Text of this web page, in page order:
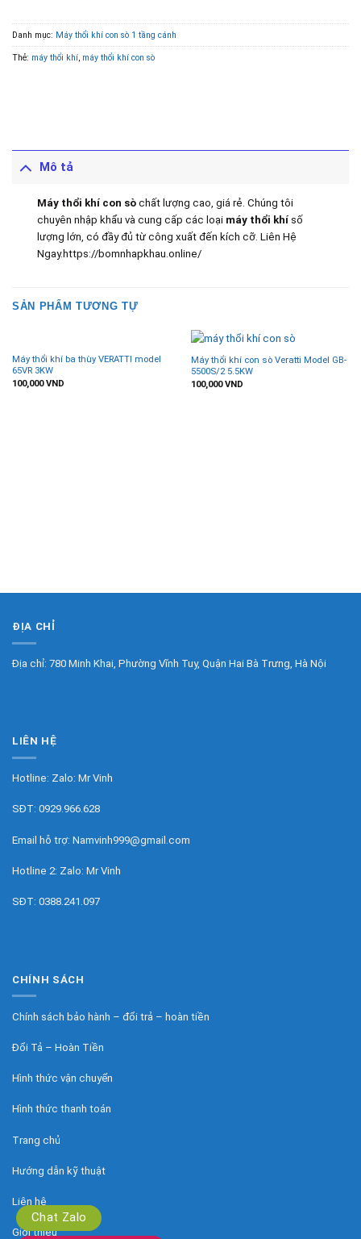
Danh mục: Máy thổi khí con sò 1 tầng cánh
Thẻ: máy thổi khí, máy thổi khí con sò
Mô tả
Máy thổi khí con sòchất lượng cao, giá rẻ. Chúng tôi
chuyên nhập khẩu và cung cấp các loại máy thổi khí số
lượng lớn, có đầy đủ từ công xuất đến kích cỡ. Liên Hệ
Ngay.https://bomnhapkhau.online/
SẢN PHẨM TƯƠNG TỰ
Máy thổi khí ba thùy VERATTI model
65VR 3KW
100,000VND
Máy thổi khí con sò Veratti Model GB-
5500S/2 5.5KW
100,000VND
Chat Zalo
ĐỊA CHỈ
Địa chỉ: 780 Minh Khai, Phường Vĩnh Tuy, Quận Hai Bà Trưng, Hà Nội
LIÊN HỆ
Hotline: Zalo: Mr Vinh
SĐT: 0929.966.628
Email hỗ trợ: Namvinh999@gmail.com
Hotline 2: Zalo: Mr Vinh
SĐT: 0388.241.097
CHÍNH SÁCH
Chính sách bảo hành – đổi trả – hoàn tiền
Đổi Tả – Hoàn Tiền
Hình thức vận chuyển
Hình thức thanh toán
Trang chủ
Hướng dẫn kỹ thuật
Liên hệ
Giới thiệu